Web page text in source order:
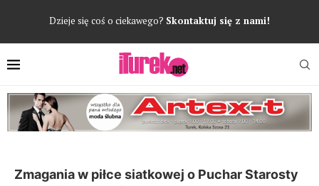
Dzieje się coś o ciekawego? Skontaktuj się z nami!
Zmagania w piłce siatkowej o Puchar Starosty